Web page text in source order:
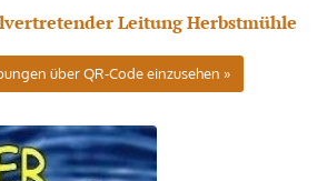
Leitung Herbstmühle
über QR-Code einzusehen